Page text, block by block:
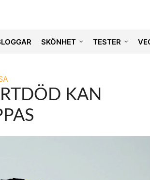
SKÖNHET TESTER
KAN